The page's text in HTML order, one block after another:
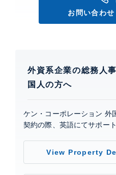
お問い合わ
外資系企業の総務人
国人の方へ
ケン・コーポレーション 外
契約の際、英語にてサポー
View Property